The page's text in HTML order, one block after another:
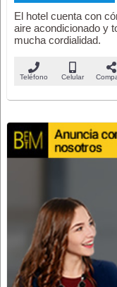
El hotel cuenta con
aire acondicionado y
mucha cordialidad.
Teléfono Celular